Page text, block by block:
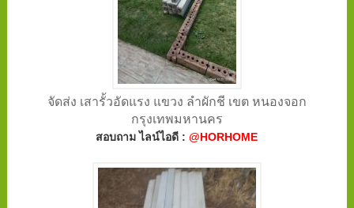
จัดส่ง เสารั้วอัดแรง แขวง ลำผักชี เขต หนองจอก
กรุงเทพมหานคร
สอบถาม ไลน์ไอดี :@HORHOME